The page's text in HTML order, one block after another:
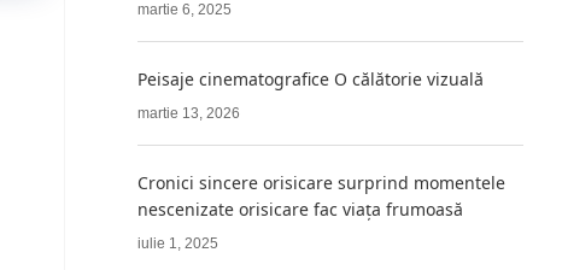
martie 6, 2025
Peisaje cinematografice O călătorie vizuală
martie 13, 2026
Cronici sincere orisicare surprind momentele
nescenizate orisicare fac viața frumoasă
iulie 1, 2025